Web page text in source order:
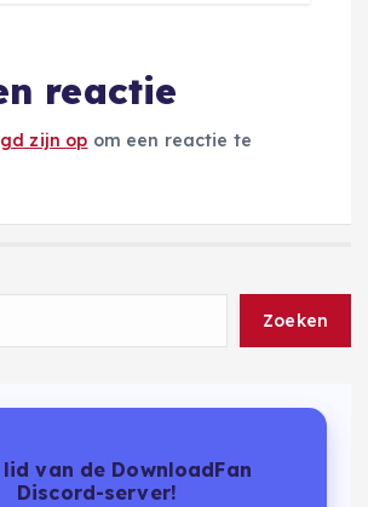
reactie
zijn op om een reactie te
Zoeken
van de DownloadFan
Discord-server!